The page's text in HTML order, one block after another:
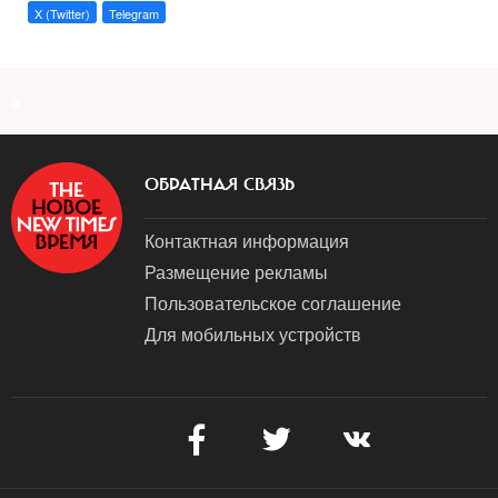
X (Twitter) Telegram
ОБРАТНАЯ СВЯЗЬ
Контактная информация
Размещение рекламы
Пользовательское соглашение
Для мобильных устройств